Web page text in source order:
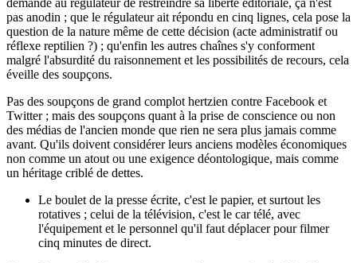
demandé au régulateur de restreindre sa liberté éditoriale, ça n'est
pas anodin ; que le régulateur ait répondu en cinq lignes, cela pose la
question de la nature même de cette décision (acte administratif ou
réflexe reptilien ?) ; qu'enfin les autres chaînes s'y conforment
malgré l'absurdité du raisonnement et les possibilités de recours, cela
éveille des soupçons.
Pas des soupçons de grand complot hertzien contre Facebook et
Twitter ; mais des soupçons quant à la prise de conscience ou non
des médias de l'ancien monde que rien ne sera plus jamais comme
avant. Qu'ils doivent considérer leurs anciens modèles économiques
non comme un atout ou une exigence déontologique, mais comme
un héritage criblé de dettes.
Le boulet de la presse écrite, c'est le papier, et surtout les
rotatives ; celui de la télévision, c'est le car télé, avec
l'équipement et le personnel qu'il faut déplacer pour filmer
cinq minutes de direct.